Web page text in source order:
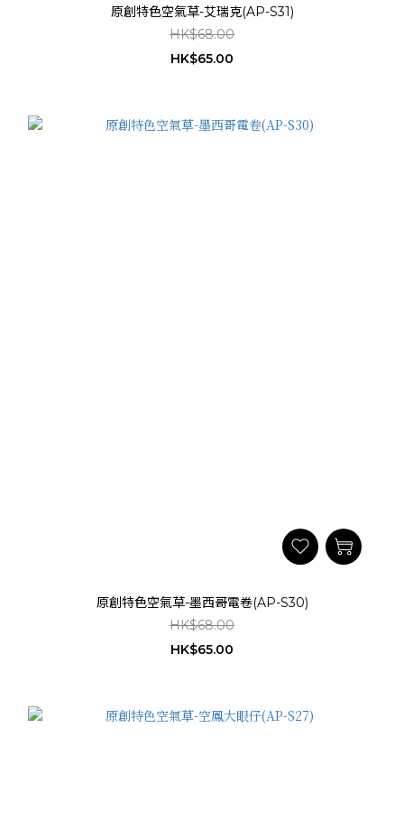
原創特色空氣草-艾瑞克(AP-S31)
HK$68.00
HK$65.00
原創特色空氣草-墨西哥電卷(AP-S30)
HK$68.00
HK$65.00